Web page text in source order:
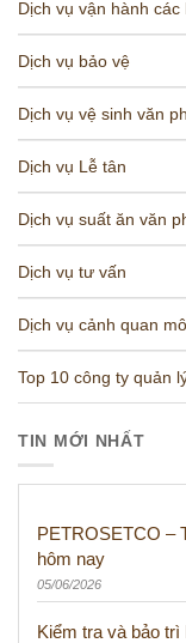
Dịch vụ vận hành
Dịch vụ bảo vệ
Dịch vụ vệ sinh văn
Dịch vụ Lễ tân
Dịch vụ suất ăn văn
Dịch vụ tư vấn
Dịch vụ cảnh quan
Top 10 công ty quản
TIN MỚI NHẤT
PETROSETCO –
hôm nay
05/06/2026
Kiểm tra và bảo